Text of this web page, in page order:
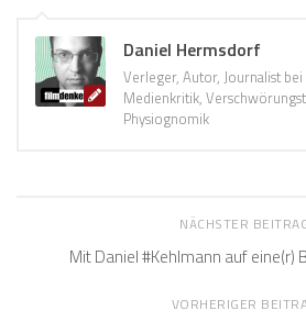
Daniel Hermsdorf
Verleger, Autor, Journalist
Medienkritik,
Physiognomik
NÄCHSTER
Mit Daniel #Kehlmann auf eine(r)
VORHERIGER